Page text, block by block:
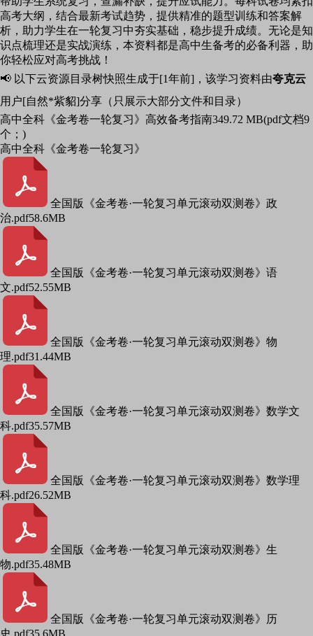
高考大纲，结合最新考试趋势，提供精准的题型训练和答案解
析，助力学生在一轮复习中夯实基础，稳步提升成绩。无论是知
识点梳理还是实战演练，本资料都是高中生备考的必备利器，助
你轻松应对高考挑战！
📢 以下云资源目录树快照生成于[1年前]，该学习资料由夸克云
用户[自然*紫貂]分享（只展示大部分文件和目录）
高中全科《金考卷一轮复习》高效备考指南349.72 MB(pdf文档9
个；)
高中全科《金考卷一轮复习》
全国版《金考卷·一轮复习单元滚动双测卷》政
治.pdf58.6MB
全国版《金考卷·一轮复习单元滚动双测卷》语
文.pdf52.55MB
全国版《金考卷·一轮复习单元滚动双测卷》物
理.pdf31.44MB
全国版《金考卷·一轮复习单元滚动双测卷》数学文
科.pdf35.57MB
全国版《金考卷·一轮复习单元滚动双测卷》数学理
科.pdf26.52MB
全国版《金考卷·一轮复习单元滚动双测卷》生
物.pdf35.48MB
全国版《金考卷·一轮复习单元滚动双测卷》历
史.pdf35.6MB